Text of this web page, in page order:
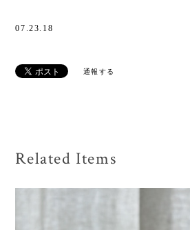
07.23.18
通報する
Related Items